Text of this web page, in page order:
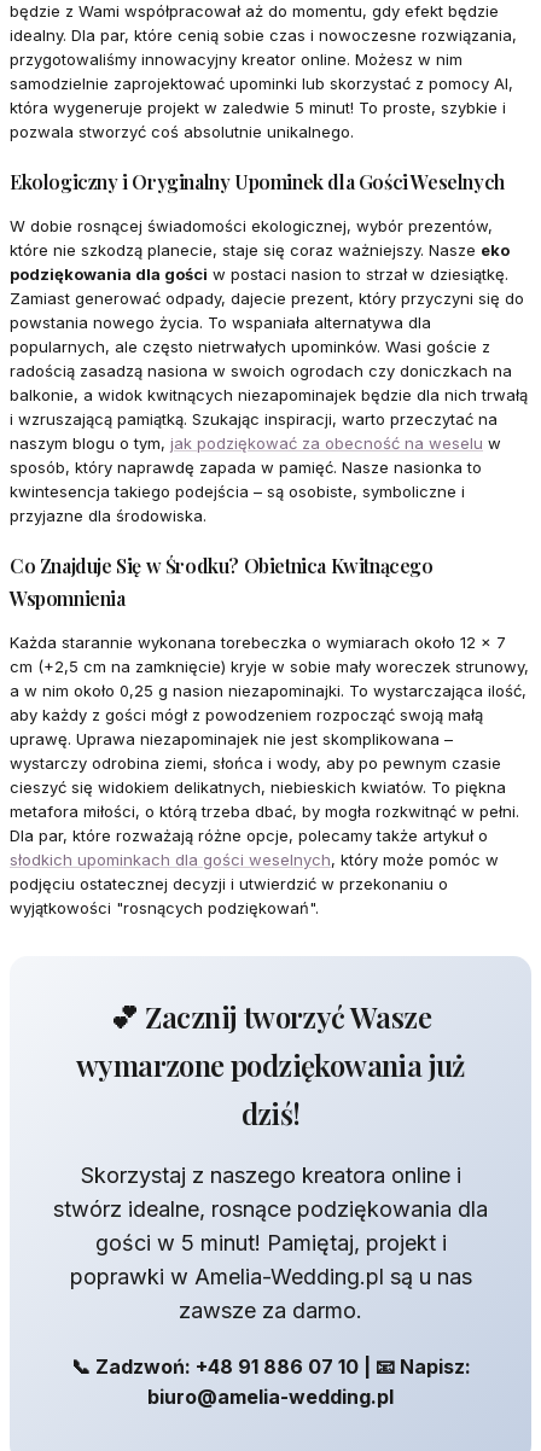
będzie z Wami współpracował aż do momentu, gdy efekt będzie
idealny. Dla par, które cenią sobie czas i nowoczesne rozwiązania,
przygotowaliśmy innowacyjny kreator online. Możesz w nim
samodzielnie zaprojektować upominki lub skorzystać z pomocy AI,
która wygeneruje projekt w zaledwie 5 minut! To proste, szybkie i
pozwala stworzyć coś absolutnie unikalnego.
Ekologiczny i Oryginalny Upominek dla Gości Weselnych
W dobie rosnącej świadomości ekologicznej, wybór prezentów,
które nie szkodzą planecie, staje się coraz ważniejszy. Nasze eko
podziękowania dla gości w postaci nasion to strzał w dziesiątkę.
Zamiast generować odpady, dajecie prezent, który przyczyni się do
powstania nowego życia. To wspaniała alternatywa dla
popularnych, ale często nietrwałych upominków. Wasi goście z
radością zasadzą nasiona w swoich ogrodach czy doniczkach na
balkonie, a widok kwitnących niezapominajek będzie dla nich trwałą
i wzruszającą pamiątką. Szukając inspiracji, warto przeczytać na
naszym blogu o tym, jak podziękować za obecność na weselu w
sposób, który naprawdę zapada w pamięć. Nasze nasionka to
kwintesencja takiego podejścia – są osobiste, symboliczne i
przyjazne dla środowiska.
Co Znajduje Się w Środku? Obietnica Kwitnącego
Wspomnienia
Każda starannie wykonana torebeczka o wymiarach około 12 x 7
cm (+2,5 cm na zamknięcie) kryje w sobie mały woreczek strunowy,
a w nim około 0,25 g nasion niezapominajki. To wystarczająca ilość,
aby każdy z gości mógł z powodzeniem rozpocząć swoją małą
uprawę. Uprawa niezapominajek nie jest skomplikowana –
wystarczy odrobina ziemi, słońca i wody, aby po pewnym czasie
cieszyć się widokiem delikatnych, niebieskich kwiatów. To piękna
metafora miłości, o którą trzeba dbać, by mogła rozkwitnąć w pełni.
Dla par, które rozważają różne opcje, polecamy także artykuł o
słodkich upominkach dla gości weselnych, który może pomóc w
podjęciu ostatecznej decyzji i utwierdzić w przekonaniu o
wyjątkowości "rosnących podziękowań".
💕 Zacznij tworzyć Wasze
wymarzone podziękowania już
dziś!
Skorzystaj z naszego kreatora online i
stwórz idealne, rosnące podziękowania dla
gości w 5 minut! Pamiętaj, projekt i
poprawki w Amelia-Wedding.pl są u nas
zawsze za darmo.
📞 Zadzwoń: +48 91 886 07 10 | 📧 Napisz:
biuro@amelia-wedding.pl